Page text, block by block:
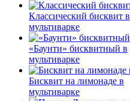
Классический бисквит в
мультиварке
«Баунти» бисквитный в
мультиварке
Бисквит на лимонаде в
мультиварке